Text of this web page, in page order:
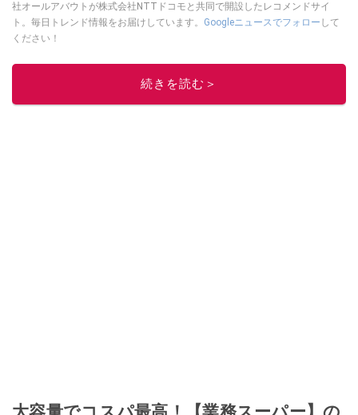
社オールアバウトが株式会社NTTドコモと共同で開設したレコメンドサイ
ト。毎日トレンド情報をお届けしています。 Googleニュースでフォロー して
ください！
このイチオシストの他の記事を読む
続きを読む＞